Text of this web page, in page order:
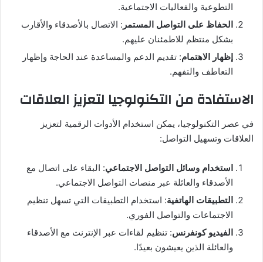
التطوعية والفعاليات الاجتماعية.
الحفاظ على التواصل المستمر : الاتصال بالأصدقاء والأقارب
بشكل منتظم للاطمئنان عليهم.
إظهار الاهتمام: تقديم الدعم والمساعدة عند الحاجة وإظهار
التعاطف والتفهم.
الاستفادة من التكنولوجيا لتعزيز العلاقات
في عصر التكنولوجيا، يمكن استخدام الأدوات الرقمية لتعزيز
العلاقات وتسهيل التواصل:
استخدام وسائل التواصل الاجتماعي: البقاء على اتصال مع
الأصدقاء والعائلة عبر منصات التواصل الاجتماعي.
التطبيقات الهاتفية: استخدام التطبيقات التي تسهل تنظيم
الاجتماعات والتواصل الفوري.
الفيديو كونفرنس: تنظيم لقاءات عبر الإنترنت مع الأصدقاء
والعائلة الذين يعيشون بعيدًا.